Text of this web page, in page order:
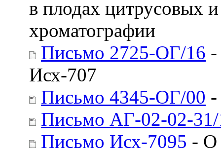
в плодах цитрусовых
хроматографии
Письмо 2725-ОГ/16
Исх-707
Письмо 4345-ОГ/00
Письмо АГ-02-02-31/
Письмо Исх-7095 - О